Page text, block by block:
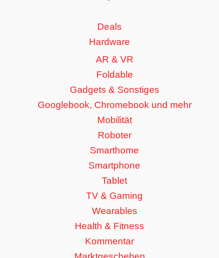
Deals
Hardware
AR & VR
Foldable
Gadgets & Sonstiges
Googlebook, Chromebook und mehr
Mobilität
Roboter
Smarthome
Smartphone
Tablet
TV & Gaming
Wearables
Health & Fitness
Kommentar